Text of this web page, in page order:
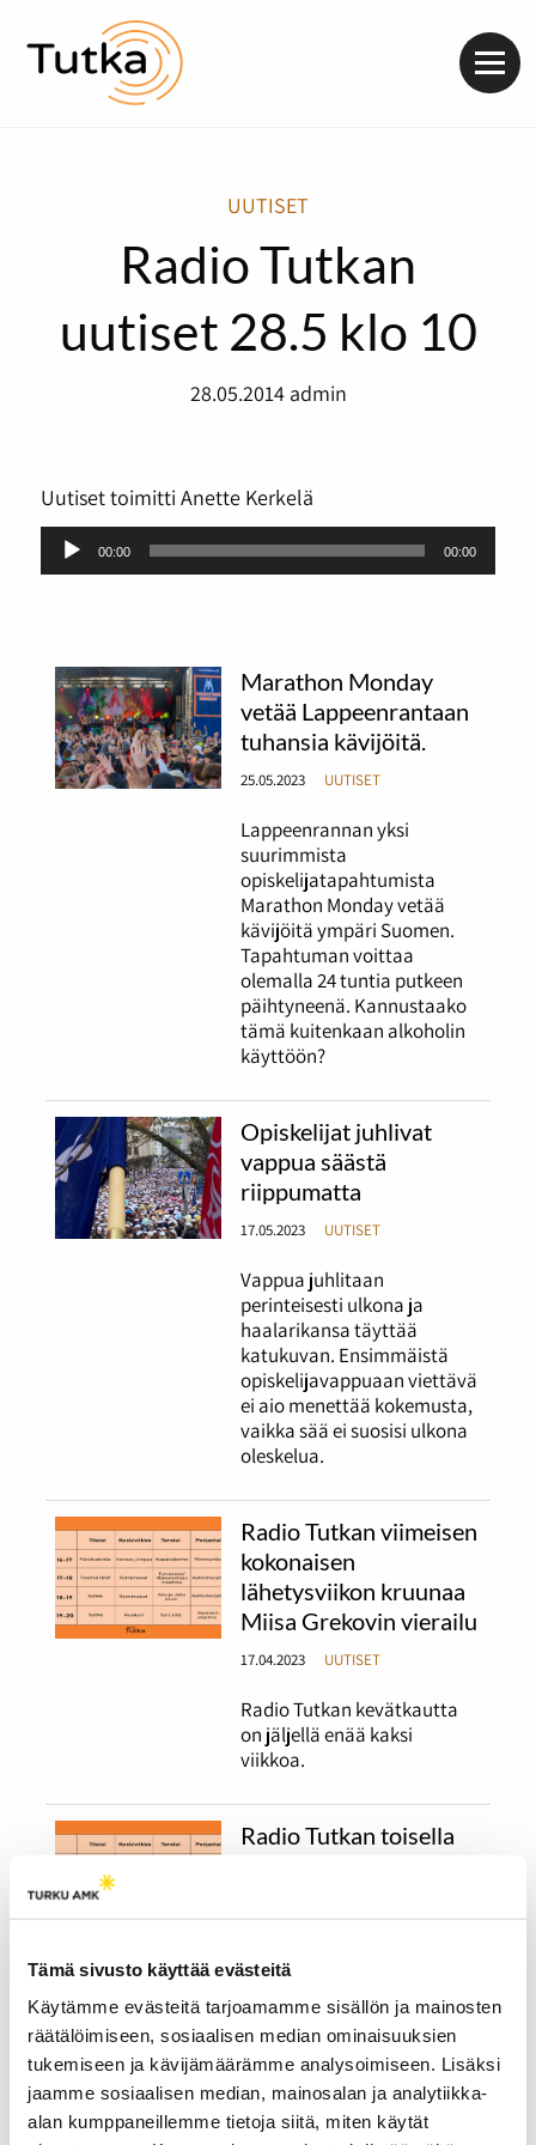
Tämä sivusto käyttää evästeitä
Käytämme evästeitä tarjoamamme sisällön ja mainosten
räätälöimiseen, sosiaalisen median ominaisuuksien
tukemiseen ja kävijämäärämme analysoimiseen. Lisäksi
jaamme sosiaalisen median, mainosalan ja analytiikka-
alan kumppaneillemme tietoja siitä, miten käytät
UUTISET
Radio Tutkan
uutiset 28.5 klo 10
28.05.2014 admin
Uutiset toimitti Anette Kerkelä
Äänitoistin
00:00 00:00
Marathon Monday
vetää Lappeenrantaan
tuhansia kävijöitä.
25.05.2023 UUTISET
Lappeenrannan yksi
suurimmista
opiskelijatapahtumista
Marathon Monday vetää
kävijöitä ympäri Suomen.
Tapahtuman voittaa
olemalla 24 tuntia putkeen
päihtyneenä. Kannustaako
tämä kuitenkaan alkoholin
käyttöön?
Opiskelijat juhlivat
vappua säästä
riippumatta
17.05.2023 UUTISET
Vappua juhlitaan
perinteisesti ulkona ja
haalarikansa täyttää
katukuvan. Ensimmäistä
opiskelijavappuaan viettävä
ei aio menettää kokemusta,
vaikka sää ei suosisi ulkona
oleskelua.
Radio Tutkan viimeisen
kokonaisen
lähetysviikon kruunaa
Miisa Grekovin vierailu
17.04.2023 UUTISET
Radio Tutkan kevätkautta
on jäljellä enää kaksi
viikkoa.
Radio Tutkan toisella
ystävyys
14.02.2023
Tällä viikolla lähetyksissä
näkyy ja kuuluu ystäväpäivä
sekä Suomen yksi suurin
opiskelijatapahtuma
Pikkulaskiainen.